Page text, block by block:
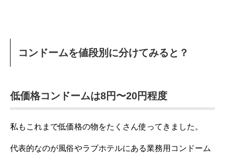
コンドームを値段別に分けてみると？
低価格コンドームは8円〜20円程度
私もこれまで低価格の物をたくさん使ってきました。
代表的なのが風俗やラブホテルにある業務用コンドーム